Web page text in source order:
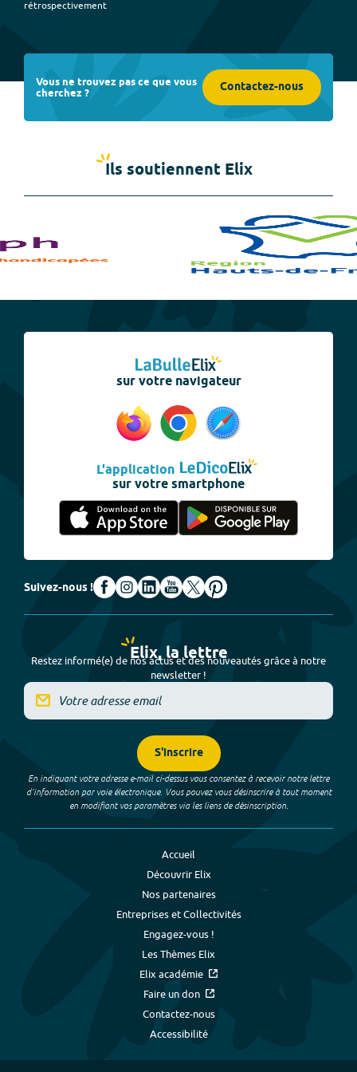
rétrospectivement
Vous ne trouvez pas ce que vous
cherchez ? Contactez-nous
Ils soutiennent Elix
sur votre navigateur
L'application
sur votre smartphone
Suivez-nous !
Elix, la lettre
Restez informé(e) de nos actus et des nouveautés grâce à notre
newsletter !
S'inscrire
En indiquant votre adresse e-mail ci-dessus vous consentez à recevoir notre lettre
d’information par voie électronique. Vous pouvez vous désinscrire à tout moment
en modifiant vos paramètres via les liens de désinscription.
Accueil
Découvrir Elix
Nos partenaires
Entreprises et Collectivités
Engagez-vous !
Les Thèmes Elix
Elix académie
Faire un don
Contactez-nous
Accessibilité